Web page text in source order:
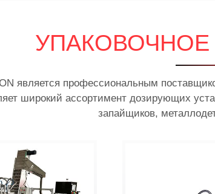
является профессиональным
широкий ассортимент дозирующих
запайщиков,